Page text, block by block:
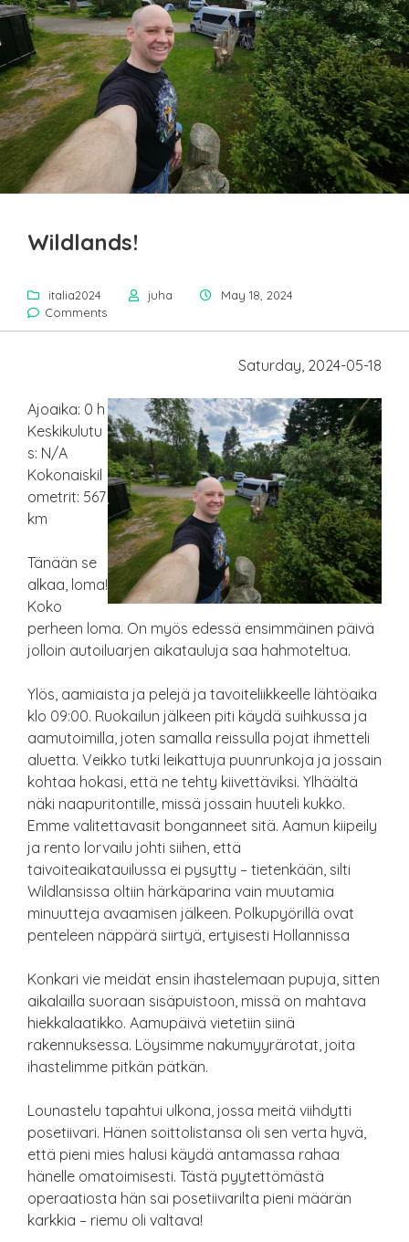
Wildlands!
italia2024 juha
May 18, 2024
Comments
Saturday, 2024-05-18
Ajoaika: 0 h
Keskikulutu
s: N/A
Kokonaiskil
ometrit: 567
km
Tänään se
alkaa, loma!
Koko
perheen loma. On myös edessä ensimmäinen päivä
jolloin autoiluarjen aikatauluja saa hahmoteltua.
Ylös, aamiaista ja pelejä ja tavoiteliikkeelle lähtöaika
klo 09:00. Ruokailun jälkeen piti käydä suihkussa ja
aamutoimilla, joten samalla reissulla pojat ihmetteli
aluetta. Veikko tutki leikattuja puunrunkoja ja jossain
kohtaa hokasi, että ne tehty kiivettäviksi. Ylhäältä
näki naapuritontille, missä jossain huuteli kukko.
Emme valitettavasit bonganneet sitä. Aamun kiipeily
ja rento lorvailu johti siihen, että
taivoiteaikatauilussa ei pysytty – tietenkään, silti
Wildlansissa oltiin härkäparina vain muutamia
minuutteja avaamisen jälkeen. Polkupyörillä ovat
penteleen näppärä siirtyä, ertyisesti Hollannissa
Konkari vie meidät ensin ihastelemaan pupuja, sitten
aikalailla suoraan sisäpuistoon, missä on mahtava
hiekkalaatikko. Aamupäivä vietetiin siinä
rakennuksessa. Löysimme nakumyyrärotat, joita
ihastelimme pitkän pätkän.
Lounastelu tapahtui ulkona, jossa meitä viihdytti
posetiivari. Hänen soittolistansa oli sen verta hyvä,
että pieni mies halusi käydä antamassa rahaa
hänelle omatoimisesti. Tästä pyytettömästä
operaatiosta hän sai posetiivarilta pieni määrän
karkkia – riemu oli valtava!